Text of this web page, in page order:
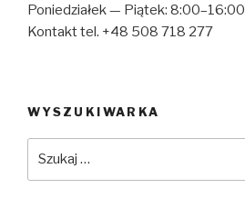
Poniedziałek — Piątek: 8:00–16:00
Kontakt tel. +48 508 718 277
WYSZUKIWARKA